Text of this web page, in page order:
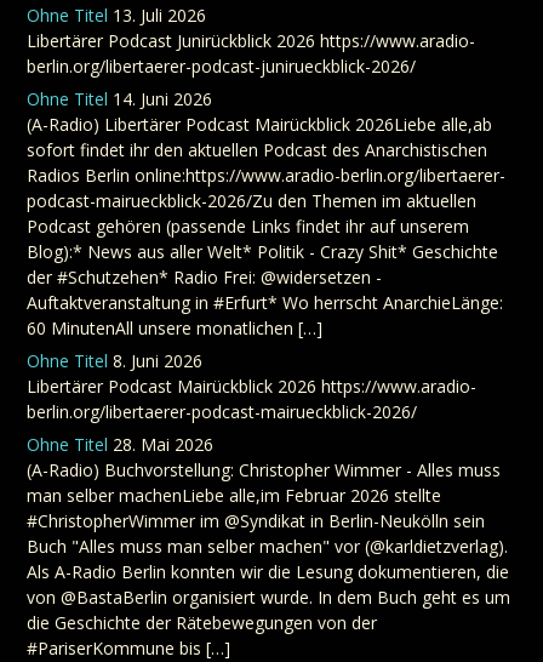
Ohne Titel 13. Juli 2026
Libertärer Podcast Junirückblick 2026 https://www.aradio-
berlin.org/libertaerer-podcast-junirueckblick-2026/
Ohne Titel 14. Juni 2026
(A-Radio) Libertärer Podcast Mairückblick 2026Liebe alle,ab
sofort findet ihr den aktuellen Podcast des Anarchistischen
Radios Berlin online:https://www.aradio-berlin.org/libertaerer-
podcast-mairueckblick-2026/Zu den Themen im aktuellen
Podcast gehören (passende Links findet ihr auf unserem
Blog):* News aus aller Welt* Politik - Crazy Shit* Geschichte
der #Schutzehen* Radio Frei: @widersetzen -
Auftaktveranstaltung in #Erfurt* Wo herrscht AnarchieLänge:
60 MinutenAll unsere monatlichen […]
Ohne Titel 8. Juni 2026
Libertärer Podcast Mairückblick 2026 https://www.aradio-
berlin.org/libertaerer-podcast-mairueckblick-2026/
Ohne Titel 28. Mai 2026
(A-Radio) Buchvorstellung: Christopher Wimmer - Alles muss
man selber machenLiebe alle,im Februar 2026 stellte
#ChristopherWimmer im @Syndikat in Berlin-Neukölln sein
Buch "Alles muss man selber machen" vor (@karldietzverlag).
Als A-Radio Berlin konnten wir die Lesung dokumentieren, die
von @BastaBerlin organisiert wurde. In dem Buch geht es um
die Geschichte der Rätebewegungen von der
#PariserKommune bis […]